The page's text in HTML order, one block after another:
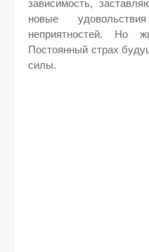
зависимость,
новые
неприятностей. Но
Постоянный страх
силы.